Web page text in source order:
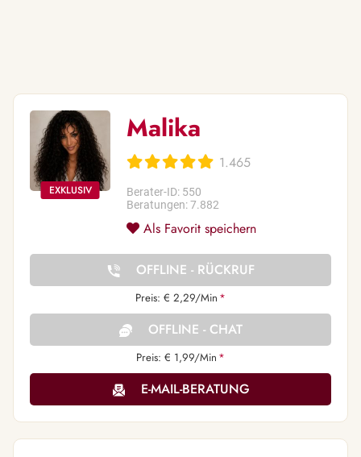
Malika
1.465
Berater-ID: 550
Beratungen: 7.882
Als Favorit speichern
OFFLINE - RÜCKRUF
Preis: € 2,29/Min *
OFFLINE - CHAT
Preis: € 1,99/Min *
E-MAIL-BERATUNG